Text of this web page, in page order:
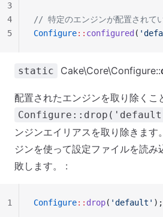
// 特定のエンジンが配置されて
Configure:: configured (
3
4
5
static Cake\Core\Configure::
配置されたエンジンを取り除くこ
ンジンエイリアスを取り除きます
ジンを使って設定ファイルを読み
敗します。 :
Configure:: drop( 'default' );
1